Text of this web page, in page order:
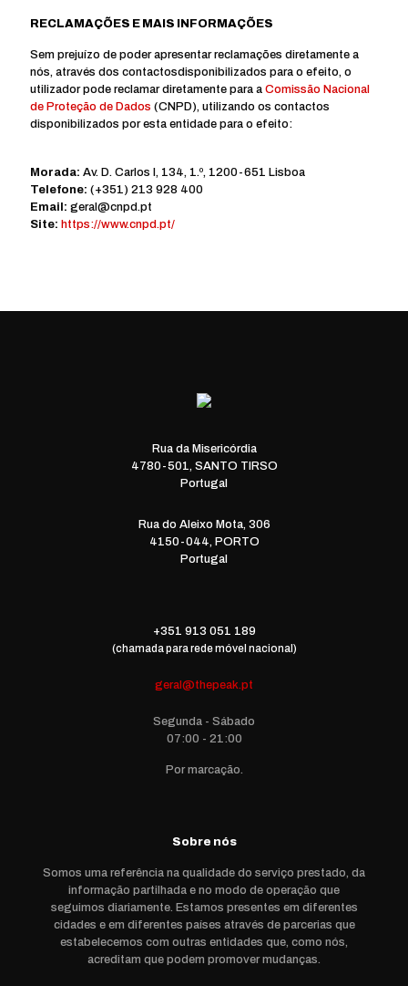
RECLAMAÇÕES E MAIS INFORMAÇÕES
Sem prejuízo de poder apresentar reclamações diretamente a
nós, através dos contactosdisponibilizados para o efeito, o
utilizador pode reclamar diretamente para a Comissão Nacional
de Proteção de Dados (CNPD), utilizando os contactos
disponibilizados por esta entidade para o efeito:
Morada: Av. D. Carlos I, 134, 1.º, 1200-651 Lisboa
Telefone: (+351) 213 928 400
Email: geral@cnpd.pt
Site: https://www.cnpd.pt/
Rua da Misericórdia
4780-501, SANTO TIRSO
Portugal
Rua do Aleixo Mota, 306
4150-044, PORTO
Portugal
+351 913 051 189
(chamada para rede móvel nacional)
geral@thepeak.pt
Segunda - Sábado
07:00 - 21:00
Por marcação.
Sobre nós
Somos uma referência na qualidade do serviço prestado, da
informação partilhada e no modo de operação que
seguimos diariamente. Estamos presentes em diferentes
cidades e em diferentes países através de parcerias que
estabelecemos com outras entidades que, como nós,
acreditam que podem promover mudanças.